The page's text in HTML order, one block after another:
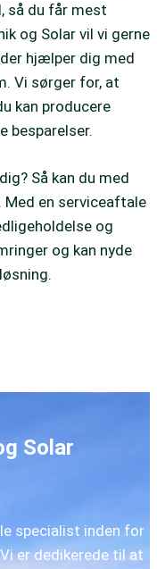
så du får mest
og Solar vil vi gerne
hjælper dig med
Vi sørger for, at
kan producere
besparelser.
Så kan du med
en serviceaftale
og
og kan nyde
Solar
specialist inden for
er dedikerede til at